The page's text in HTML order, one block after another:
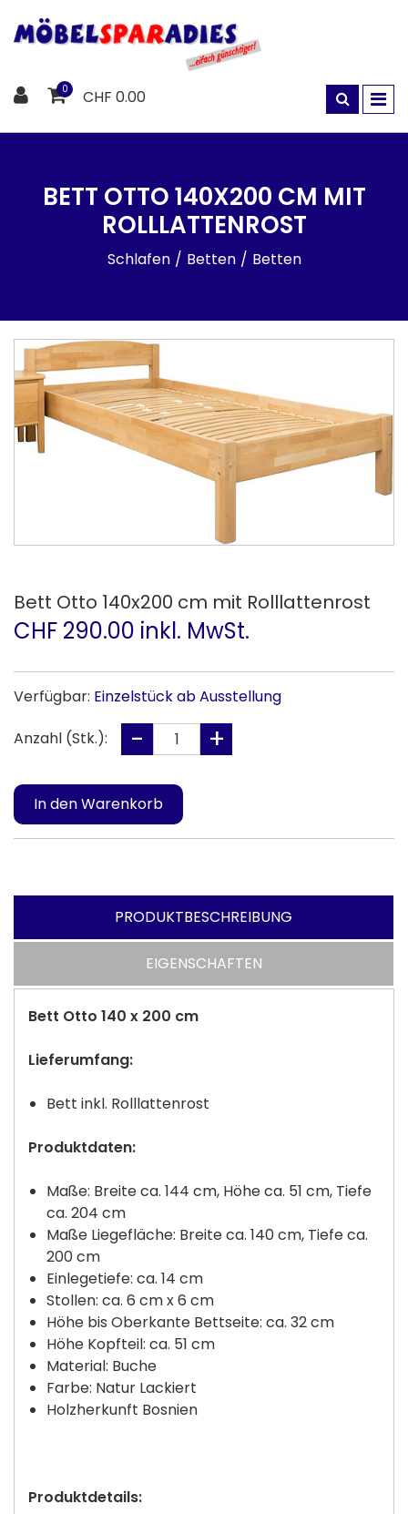
0 CHF 0.00
BETT OTTO 140X200 CM MIT
ROLLLATTENROST
Schlafen Betten Betten
Bett Otto 140x200 cm mit Rolllattenrost
CHF 290.00 inkl. MwSt.
Verfügbar: Einzelstück ab Ausstellung
Anzahl (Stk.):
PRODUKTBESCHREIBUNG
EIGENSCHAFTEN
Bett Otto 140 x 200 cm
Lieferumfang:
Bett inkl. Rolllattenrost
Produktdaten:
Maße: Breite ca. 144 cm, Höhe ca. 51 cm, Tiefe
ca. 204 cm
Maße Liegefläche: Breite ca. 140 cm, Tiefe ca.
200 cm
Einlegetiefe: ca. 14 cm
Stollen: ca. 6 cm x 6 cm
Höhe bis Oberkante Bettseite: ca. 32 cm
Höhe Kopfteil: ca. 51 cm
Material: Buche
Farbe: Natur Lackiert
Holzherkunft Bosnien
Produktdetails: